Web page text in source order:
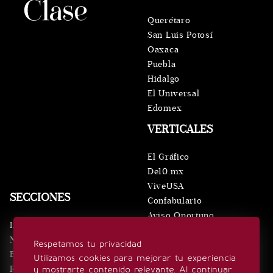
Respetamos tu privacidad
Utilizamos cookies para mejorar tu experiencia
y mostrarte contenido relevante. Al continuar
SECCIONES
Inicio
Noticias
Eventos
Realeza
VERTICALES
El Gráfico
De10.mx
ViveUSA
Confabulario
Aviso Oportuno
Querétaro
San Luis Potosí
Oaxaca
Puebla
Hidalgo
El Universal
Edomex